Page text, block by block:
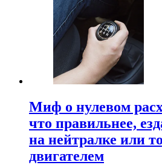
Миф о нулевом
что правильнее,
на нейтралке или
двигателем